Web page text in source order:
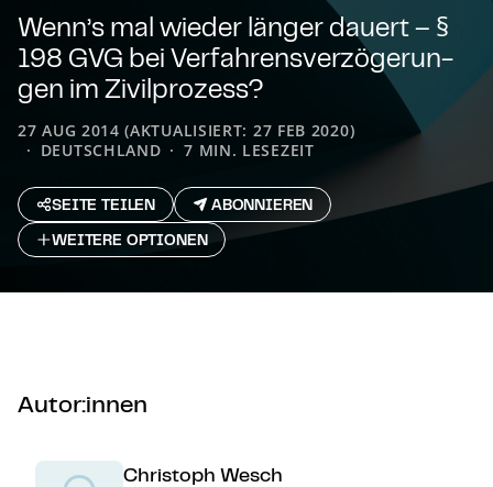
Wenn’s mal wieder länger dauert – §
198 GVG bei Ver­fah­rens­ver­zö­ge­run­
gen im Zivilprozess?
27 AUG 2014 (AKTUALISIERT: 27 FEB 2020)
DEUTSCHLAND
7 MIN. LESEZEIT
SEITE TEILEN
ABONNIEREN
WEITERE OPTIONEN
Autor:innen
Christoph Wesch